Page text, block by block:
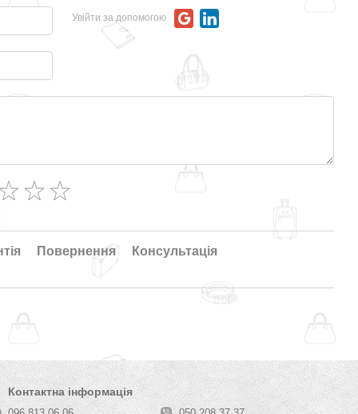
Увійти за допомогою
Повернення Консультація
Контактна інформація